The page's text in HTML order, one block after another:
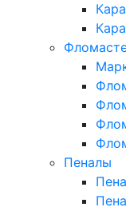
Пеналы